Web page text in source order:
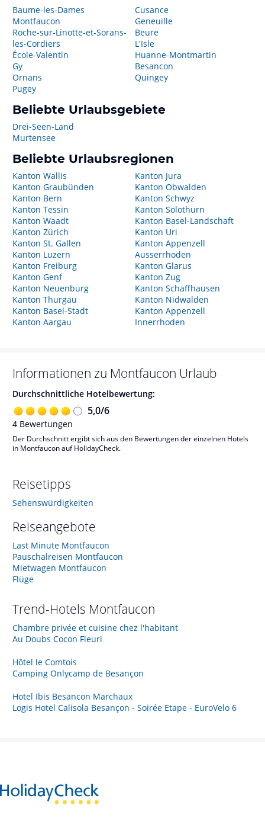
Baume-les-Dames
Montfaucon
Roche-sur-Linotte-et-Sorans-
les-Cordiers
École-Valentin
Gy
Ornans
Pugey
Cusance
Geneuille
Beure
L'Isle
Huanne-Montmartin
Besancon
Quingey
Beliebte Urlaubsgebiete
Drei-Seen-Land
Murtensee
Beliebte Urlaubsregionen
Kanton Wallis
Kanton Graubünden
Kanton Bern
Kanton Tessin
Kanton Waadt
Kanton Zürich
Kanton St. Gallen
Kanton Luzern
Kanton Freiburg
Kanton Genf
Kanton Neuenburg
Kanton Thurgau
Kanton Basel-Stadt
Kanton Aargau
Kanton Jura
Kanton Obwalden
Kanton Schwyz
Kanton Solothurn
Kanton Basel-Landschaft
Kanton Uri
Kanton Appenzell
Ausserrhoden
Kanton Glarus
Kanton Zug
Kanton Schaffhausen
Kanton Nidwalden
Kanton Appenzell
Innerrhoden
Informationen zu Montfaucon Urlaub
Durchschnittliche Hotelbewertung:
5,0/6
4 Bewertungen
Der Durchschnitt ergibt sich aus den Bewertungen der einzelnen Hotels
in Montfaucon auf HolidayCheck.
Reisetipps
Sehenswürdigkeiten
Reiseangebote
Last Minute Montfaucon
Pauschalreisen Montfaucon
Mietwagen Montfaucon
Flüge
Trend-Hotels Montfaucon
Chambre privée et cuisine chez l'habitant
Au Doubs Cocon Fleuri
Hôtel le Comtois
Camping Onlycamp de Besançon
Hotel Ibis Besancon Marchaux
Logis Hotel Calisola Besançon - Soirée Etape - EuroVelo 6